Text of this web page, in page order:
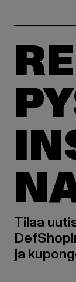
Tilaa
ja